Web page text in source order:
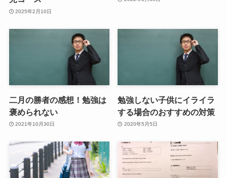
2025年2月10日
二月の勝者の感想！勉強は
褒められない
2021年10月30日
勉強しない子供にイライラ
する場合のおすすめの対策
2020年5月5日